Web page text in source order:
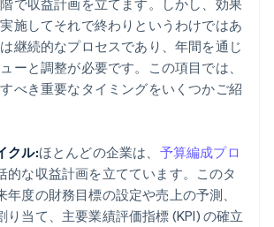
で収益計画を立てます。しかし、効果
施してそれで終わりというわけではあ
継続的なプロセスであり、年間を通じ
ーと調整が必要です。この項目では、
べき重要なタイミングをいくつかご紹
クル:ほとんどの企業は、 予算編成プロ
的な収益計画を立てています。このタ
年度の財務目標の設定や売上の予測、
り当て、主要業績評価指標 (KPI) の確立